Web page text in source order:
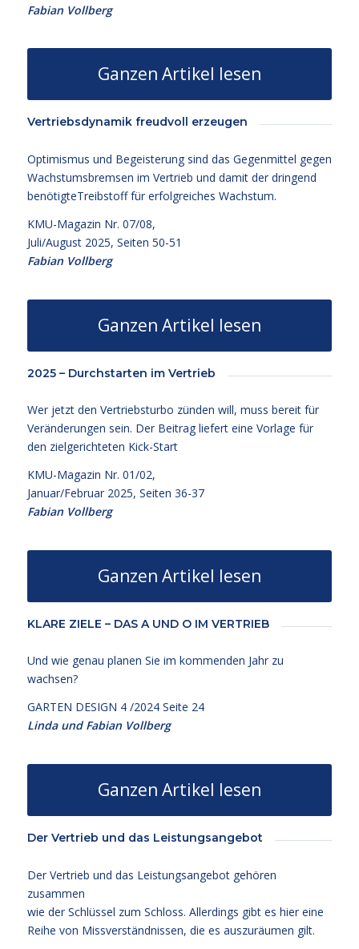
Fabian Vollberg
Ganzen Artikel lesen
Vertriebsdynamik freudvoll erzeugen
Optimismus und Begeisterung sind das Gegenmittel gegen
Wachstumsbremsen im Vertrieb und damit der dringend
benötigteTreibstoff für erfolgreiches Wachstum.
KMU-Magazin Nr. 07/08,
Juli/August 2025, Seiten 50-51
Fabian Vollberg
Ganzen Artikel lesen
2025 – Durchstarten im Vertrieb
Wer jetzt den Vertriebsturbo zünden will, muss bereit für
Veränderungen sein. Der Beitrag liefert eine Vorlage für
den zielgerichteten Kick-Start
KMU-Magazin Nr. 01/02,
Januar/Februar 2025, Seiten 36-37
Fabian Vollberg
Ganzen Artikel lesen
KLARE ZIELE – DAS A UND O IM VERTRIEB
Und wie genau planen Sie im kommenden Jahr zu
wachsen?
GARTEN DESIGN 4 /2024 Seite 24
Linda und Fabian Vollberg
Ganzen Artikel lesen
Der Vertrieb und das Leistungsangebot
Der Vertrieb und das Leistungsangebot gehören
zusammen
wie der Schlüssel zum Schloss. Allerdings gibt es hier eine
Reihe von Missverständnissen, die es auszuräumen gilt.